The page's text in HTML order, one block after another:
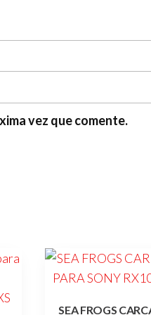
vez que comente.
SEA FROGS